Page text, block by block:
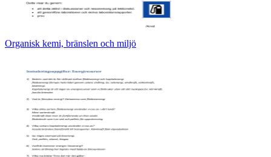
Organisk kemi, bränslen och miljö